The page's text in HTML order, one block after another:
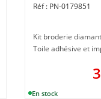
PN-0179851
Kit broderie